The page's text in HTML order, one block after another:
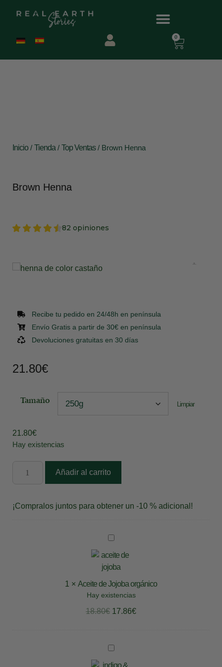
0
Inicio / Tienda / Top Ventas/ Brown Henna
Brown Henna
82 opiniones
Recibe tu pedido en 24/48h en península
Envío Gratis a partir de 30€ en península
Devoluciones gratuitas en 30 días
21.80€
Tamaño Limpiar
21.80€
Hay existencias
Añadir al carrito
¡Compralos juntos para obtener un -10 % adicional!
A
e
i
t
e
d
o
1 × Aceite de Jojoba orgánico
Hay existencias
18.80€ 17.86€
I
n